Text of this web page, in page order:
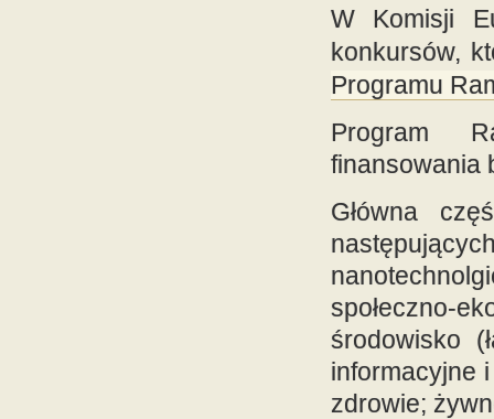
W Komisji
konkursów,
Programu
Program
finansowania
Główna
społeczno-
środowisko
informacyjne
zdrowie;